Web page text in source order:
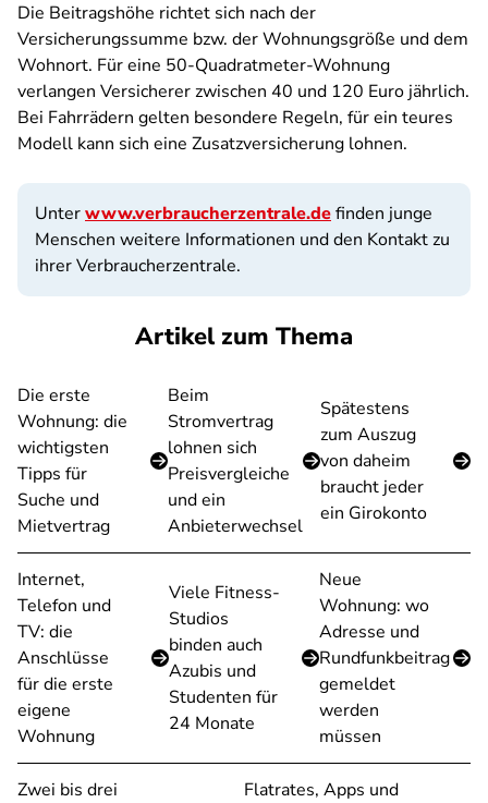
Die Beitragshöhe richtet sich nach der
Versicherungssumme bzw. der Wohnungsgröße und dem
Wohnort. Für eine 50-Quadratmeter-Wohnung
verlangen Versicherer zwischen 40 und 120 Euro jährlich.
Bei Fahrrädern gelten besondere Regeln, für ein teures
Modell kann sich eine Zusatzversicherung lohnen.
Unterwww.verbraucherzentrale.definden junge
Menschen weitere Informationen und den Kontakt zu
ihrer Verbraucherzentrale.
Artikel zum Thema
Die erste
Wohnung: die
wichtigsten
Tipps für
Suche und
Mietvertrag
Beim
Stromvertrag
lohnen sich
Preisvergleiche
und ein
Anbieterwechsel
Spätestens
zum Auszug
von daheim
braucht jeder
ein Girokonto
Internet,
Telefon und
TV: die
Anschlüsse
für die erste
eigene
Wohnung
Viele Fitness-
Studios
binden auch
Azubis und
Studenten für
24 Monate
Neue
Wohnung: wo
Adresse und
Rundfunkbeitrag
gemeldet
werden
müssen
Zwei bis drei
Flatrates, Apps und